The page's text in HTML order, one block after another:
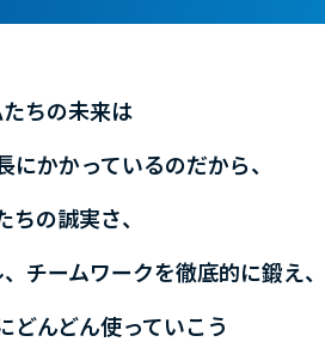
ちの未来は
にかかっているのだから、
ちの誠実さ、
チームワークを徹底的に鍛え、
どんどん使っていこう